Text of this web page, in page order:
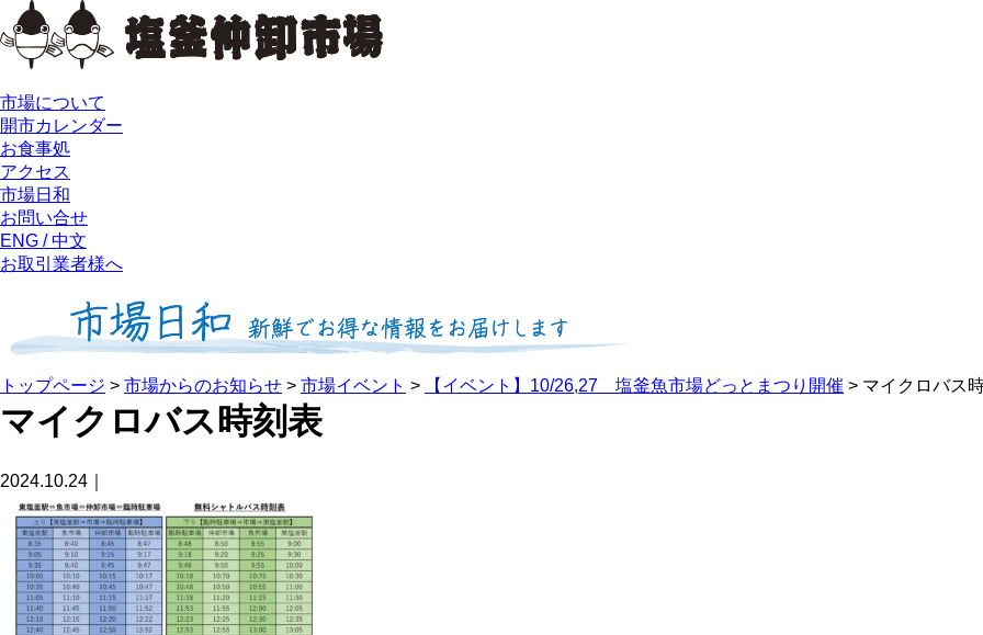
市場について
開市カレンダー
お食事処
アクセス
市場日和
お問い合せ
ENG / 中文
お取引業者様へ
トップページ > 市場からのお知らせ > 市場イベント > 【イベント】10/26,27 塩釜魚市場どっとまつり開催 > マイクロバス
マイクロバス時刻表
2024.10.24｜